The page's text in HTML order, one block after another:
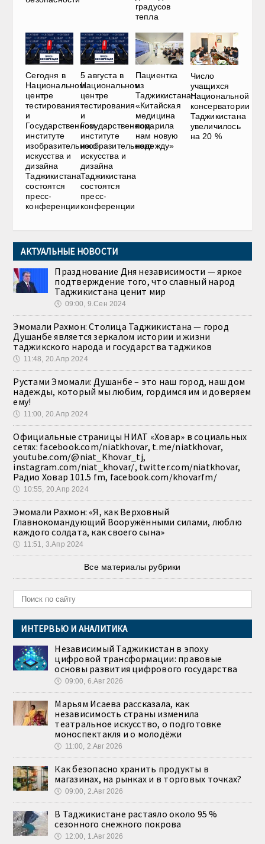
градусов
тепла
Сегодня в
Национальном
центре
тестирования
и
Государственном
институте
изобразительного
искусства и
дизайна
Таджикистана
состоятся
пресс-
конференции
5 августа в
Национальном
центре
тестирования
и
Государственном
институте
изобразительного
искусства и
дизайна
Таджикистана
состоятся
пресс-
конференции
Пациентка
из
Таджикистана:
«Китайская
медицина
подарила
нам новую
надежду»
Число
учащихся
Национальной
консерватории
Таджикистана
увеличилось
на 20 %
АКТУАЛЬНЫЕ НОВОСТИ
Празднование Дня независимости — яркое
подтверждение того, что славный народ
Таджикистана ценит мир
🕔 09:00, 9.Сен 2024
Эмомали Рахмон: Столица Таджикистана — город
Душанбе является зеркалом истории и жизни
таджикского народа и государства таджиков
🕔 11:48, 20.Апр 2024
Рустами Эмомали: Душанбе – это наш город, наш дом
надежды, который мы любим, гордимся им и доверяем
ему!
🕔 11:00, 20.Апр 2024
Официальные страницы НИАТ «Ховар» в социальных
сетях: facebook.com/niatkhovar, t.me/niatkhovar,
youtube.com/@niat_Khovar_tj,
instagram.com/niat_khovar/, twitter.com/niatkhovar,
Радио Ховар 101.5 fm, facebook.com/khovarfm/
🕔 10:55, 20.Апр 2024
Эмомали Рахмон: «Я, как Верховный
Главнокомандующий Вооружёнными силами, люблю
каждого солдата, как своего сына»
🕔 11:51, 3.Апр 2024
Все материалы рубрики
ИНТЕРВЬЮ И АНАЛИТИКА
Независимый Таджикистан в эпоху
цифровой трансформации: правовые
основы развития цифрового государства
🕔 09:00, 6.Авг 2026
Марьям Исаева рассказала, как
независимость страны изменила
театральное искусство, о подготовке
моноспектакля и о молодёжи
🕔 11:00, 2.Авг 2026
Как безопасно хранить продукты в
магазинах, на рынках и в торговых точках?
🕔 09:00, 2.Авг 2026
В Таджикистане растаяло около 95 %
сезонного снежного покрова
🕔 12:00, 1.Авг 2026